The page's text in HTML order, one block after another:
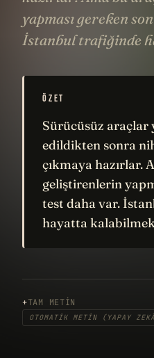
yapması gereken
İstanbul trafiğinde
ÖZET
Sürücüsüz araçlar
edildikten sonra
çıkmaya hazırlar.
geliştirenlerin
test daha var.
hayatta
TAM METIN
OTOMATIK METIN (YAPAY